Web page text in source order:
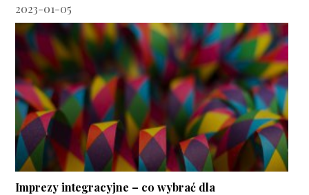
2023-01-05
Imprezy integracyjne – co wybrać dla